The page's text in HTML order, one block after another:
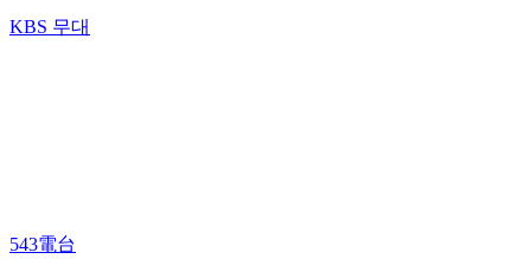
KBS 무대
543電台